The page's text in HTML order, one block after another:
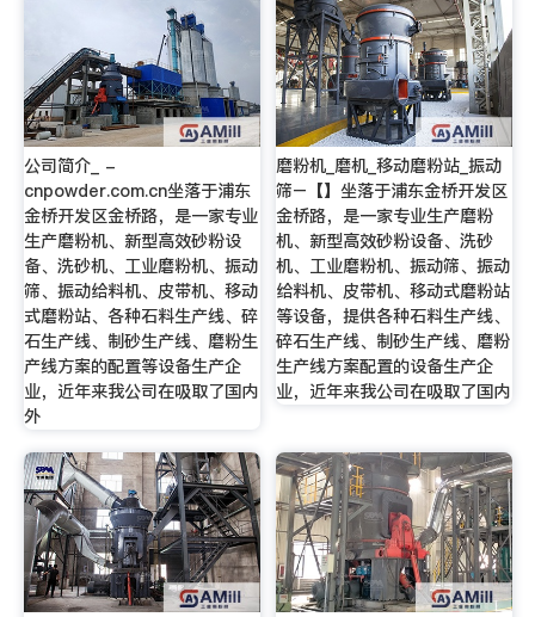
公司简介_ -
cnpowder.com.cn坐落于浦东
金桥开发区金桥路，是一家专业
生产磨粉机、新型高效砂粉设
备、洗砂机、工业磨粉机、振动
筛、振动给料机、皮带机、移动
式磨粉站、各种石料生产线、碎
石生产线、制砂生产线、磨粉生
产线方案的配置等设备生产企
业，近年来我公司在吸取了国内
外
磨粉机_磨机_移动磨粉站_振动
筛–【】坐落于浦东金桥开发区
金桥路，是一家专业生产磨粉
机、新型高效砂粉设备、洗砂
机、工业磨粉机、振动筛、振动
给料机、皮带机、移动式磨粉站
等设备，提供各种石料生产线、
碎石生产线、制砂生产线、磨粉
生产线方案配置的设备生产企
业，近年来我公司在吸取了国内